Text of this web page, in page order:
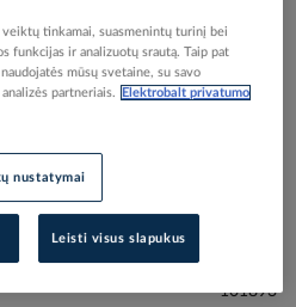
SDS-PLUS 250mm
101893
veiktų tinkamai, suasmenintų turinį bei
funkcijas ir analizuotų srautą. Taip pat
mūsų svetaine, su savo
partneriais.
Elektrobalt privatumo
nustatymai
Leisti visus slapukus